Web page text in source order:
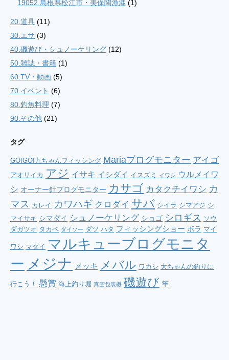
19052.島根県松江市・美保関漁港 (1)
20.道具 (11)
30.エサ (3)
40.磯遊び・シュノーケリング (12)
50.雑誌・書籍 (1)
60.TV・動画 (5)
70.イベント (6)
80.釣魚料理 (7)
90.その他 (21)
タグ
GO!GO!九ちゃんフィッシング Mariaブログモニター アイゴ
アオリイカ アジ イサキ イシダイ イスズミ イワシ ウルメイワ
シ オーナー針ブログモニター カサゴ カタクチイワシ カ
マス カレイ カワハギ クロダイ サバ シイラ シマアジ シ
マイサキ シマダイ シュノーケリング ショゴ シロギス ソウ
ダガツオ タカベ ダイソー ダツ ハタ フィッシングショー ボラ マイ
ワシ マダイ マルキューブログモニタ
ー メジナ メッキ メバル ワカシ 大ちゃんの釣りに
行こう！ 懸賞 海上釣り堀 真空包装機 磯遊び 竿